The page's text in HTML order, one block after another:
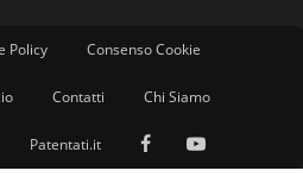
Policy Consenso Cookie
Contatti Chi Siamo
Patentati.it